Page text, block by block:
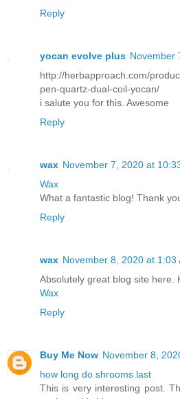
Reply
yocan evolve plus November
http://herbapproach.com/
pen-quartz-dual-coil-yocan/
i salute you for this. Awesome
Reply
wax November 7, 2020 at
Wax
What a fantastic blog! Thank
Reply
wax November 8, 2020 at 1:03
Absolutely great blog site here.
Wax
Reply
Buy Me Now November 8,
how long do shrooms last
This is very interesting post.